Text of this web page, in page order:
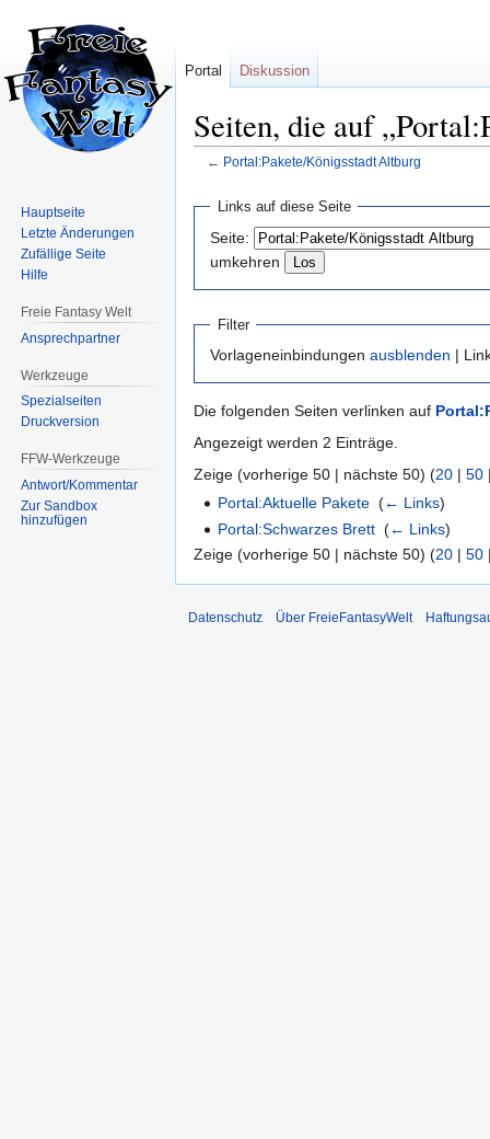
Seiten, die auf
← Portal:Pakete/Königsstadt Altburg
Navigation
springen
springen
Links auf diese Seite
Seite:
umkehren
Filter
Vorlageneinbindungen ausblenden |
Die folgenden Seiten verlinken auf
Angezeigt werden 2 Einträge.
Zeige (vorherige 50 | nächste 50) (20 | 50
Portal:Aktuelle Pakete ‎(← Links)
Portal:Schwarzes Brett ‎(← Links)
Zeige (vorherige 50 | nächste 50) (20 | 50
Portal Diskussion
Hauptseite
Letzte Änderungen
Zufällige Seite
Hilfe
Freie Fantasy Welt
Ansprechpartner
Werkzeuge
Spezialseiten
Druckversion
FFW-Werkzeuge
Antwort/Kommentar
Zur Sandbox
hinzufügen
Datenschutz Über FreieFantasyWelt